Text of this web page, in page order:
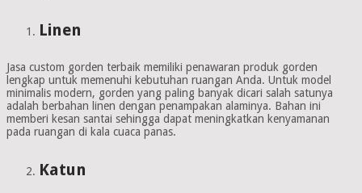
Linen
Jasa custom gorden terbaik memiliki penawaran produk gorden
lengkap untuk memenuhi kebutuhan ruangan Anda. Untuk model
minimalis modern, gorden yang paling banyak dicari salah satunya
adalah berbahan linen dengan penampakan alaminya. Bahan ini
memberi kesan santai sehingga dapat meningkatkan kenyamanan
pada ruangan di kala cuaca panas.
Katun